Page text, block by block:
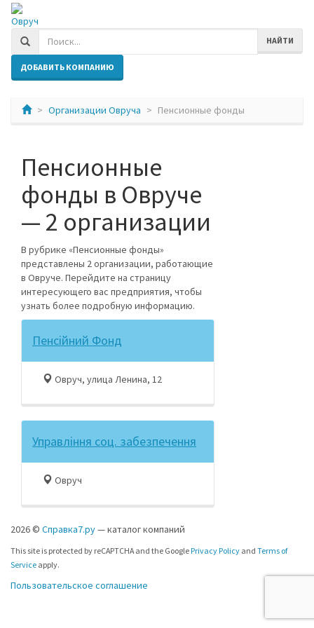
Овруч
НАЙТИ
ДОБАВИТЬ КОМПАНИЮ
Организации Овруча Пенсионные фонды
Пенсионные
фонды в Овруче
— 2 организации
В рубрике «Пенсионные фонды»
представлены 2 организации, работающие
в Овруче. Перейдите на страницу
интересующего вас предприятия, чтобы
узнать более подробную информацию.
Пенсійний Фонд
Овруч, улица Ленина, 12
Управління соц. забезпечення
Овруч
2026 © Справка7.ру— каталог компаний
This site is protected by reCAPTCHA and the Google Privacy Policy and Terms of
Service apply.
Пользовательское соглашение